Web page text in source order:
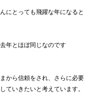
にとっても飛躍な年になると
年とほぼ同じなのです
から信頼をされ、さらに必要
ていきたいと考えています。